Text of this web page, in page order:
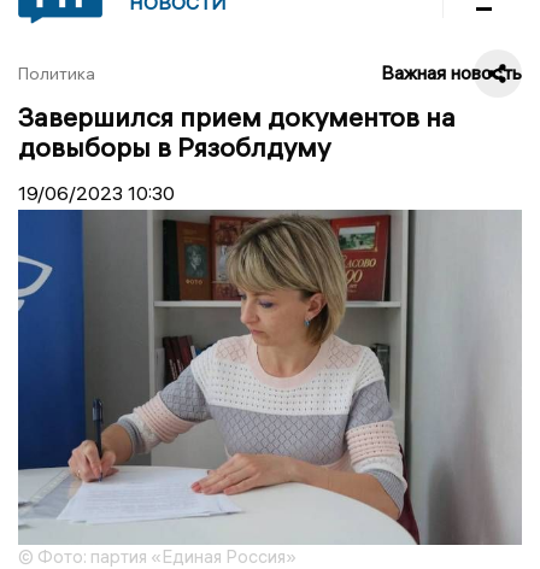
Политика Важная новость
Завершился прием документов на
довыборы в Рязоблдуму
19/06/2023 10:30
© Фото: партия «Единая Россия»